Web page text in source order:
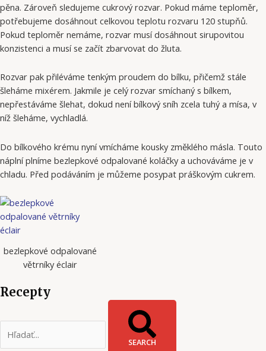
pěna. Zároveň sledujeme cukrový rozvar. Pokud máme teploměr,
potřebujeme dosáhnout celkovou teplotu rozvaru 120 stupňů.
Pokud teploměr nemáme, rozvar musí dosáhnout sirupovitou
konzistenci a musí se začít zbarvovat do žluta.
Rozvar pak přiléváme tenkým proudem do bílku, přičemž stále
šleháme mixérem. Jakmile je celý rozvar smíchaný s bílkem,
nepřestáváme šlehat, dokud není bílkový sníh zcela tuhý a mísa, v
níž šleháme, vychladlá.
Do bílkového krému nyní vmícháme kousky změklého másla. Touto
náplní plníme bezlepkové odpalované koláčky a uchováváme je v
chladu. Před podáváním je můžeme posypat práškovým cukrem.
bezlepkové odpalované
větrníky éclair
Recepty
SEARCH